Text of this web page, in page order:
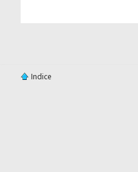
Indice